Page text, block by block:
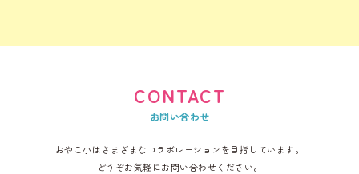
CONTACT
お問い合わせ
おやこ小はさまざまなコラボレーションを目指しています。
どうぞお気軽にお問い合わせください。